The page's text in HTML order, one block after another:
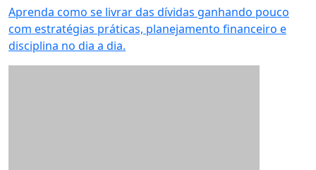
Aprenda como se livrar das dívidas ganhando pouco
com estratégias práticas, planejamento financeiro e
disciplina no dia a dia.